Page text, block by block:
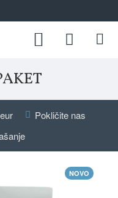
Pokličite nas
NOVO